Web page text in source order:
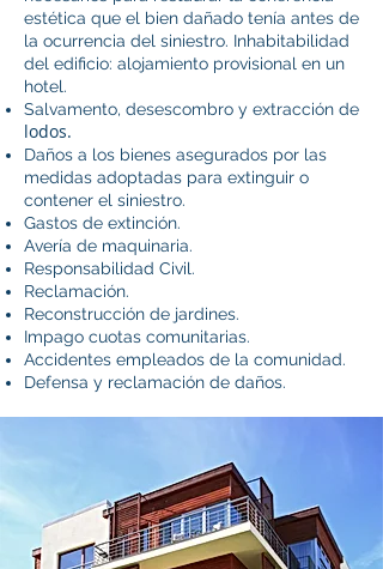
estética que el bien dañado tenía antes de
la ocurrencia del siniestro. Inhabitabilidad
del edificio: alojamiento provisional en un
hotel.
Salvamento, desescombro y extracción de
lodos.
Daños a los bienes asegurados por las
medidas adoptadas para extinguir o
contener el siniestro.
Gastos de extinción.
Avería de maquinaria.
Responsabilidad Civil.
Reclamación.
Reconstrucción de jardines.
Impago cuotas comunitarias.
Accidentes empleados de la comunidad.
Defensa y reclamación de daños.